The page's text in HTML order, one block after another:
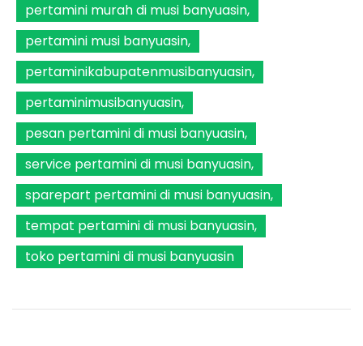
pertamini murah di musi banyuasin
pertamini musi banyuasin
pertaminikabupatenmusibanyuasin
pertaminimusibanyuasin
pesan pertamini di musi banyuasin
service pertamini di musi banyuasin
sparepart pertamini di musi banyuasin
tempat pertamini di musi banyuasin
toko pertamini di musi banyuasin